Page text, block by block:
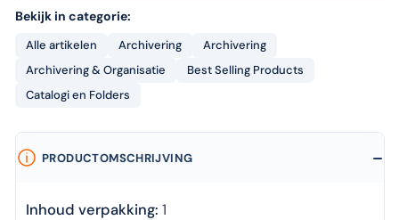
Bekijk in categorie:
Alle artikelen Archivering
Archivering
Archivering & Organisatie
Best Selling Products
Catalogi en Folders
PRODUCTOMSCHRIJVING
Inhoud verpakking: 1